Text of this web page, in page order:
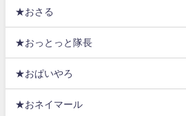
★おさる
★おっとっと隊長
★おぱいやろ
★おネイマール